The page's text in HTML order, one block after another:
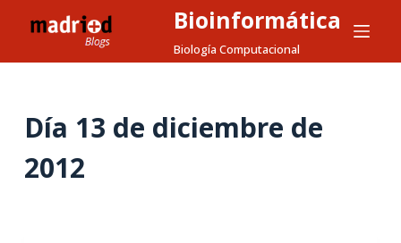
l
a
Bioinformática
Biología Computacional
Día 13 de diciembre de
2012